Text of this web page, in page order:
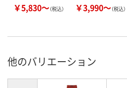
￥5,830～（税込） ￥3,990～（税込）
他のバリエーション